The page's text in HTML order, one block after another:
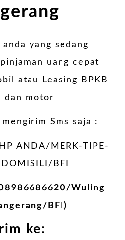
yang sedang
uang cepat
atau Leasing BPKB
dan motor
Sms saja :
ANDA/MERK-TIPE-
BFI
Wuling
BFI)
ke: